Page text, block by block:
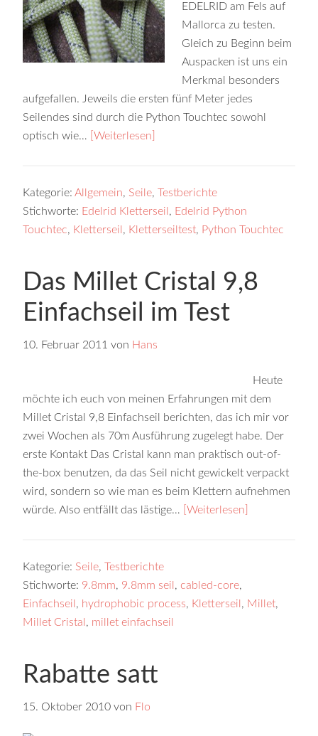
EDELRID am Fels auf
Mallorca zu testen.
Gleich zu Beginn beim
Auspacken ist uns ein
Merkmal besonders
aufgefallen. Jeweils die ersten fünf Meter jedes
Seilendes sind durch die Python Touchtec sowohl
optisch wie…
[Weiterlesen]
Kategorie:Allgemein, Seile,Testberichte
Stichworte: Edelrid Kletterseil , Edelrid Python
Touchtec, Kletterseil , Kletterseiltest, Python Touchtec
Das Millet Cristal 9,8
Einfachseil im Test
10. Februar 2011 von Hans
Heute
möchte ich euch von meinen Erfahrungen mit dem
Millet Cristal 9,8 Einfachseil berichten, das ich mir vor
zwei Wochen als 70m Ausführung zugelegt habe. Der
erste Kontakt Das Cristal kann man praktisch out-of-
the-box benutzen, da das Seil nicht gewickelt verpackt
wird, sondern so wie man es beim Klettern aufnehmen
würde. Also entfällt das lästige…
[Weiterlesen]
Kategorie: Seile,Testberichte
Stichworte: 9.8mm, 9.8mm seil , cabled-core,
Einfachseil , hydrophobic process, Kletterseil , Millet,
Millet Cristal , millet einfachseil
Rabatte satt
15. Oktober 2010 von Flo